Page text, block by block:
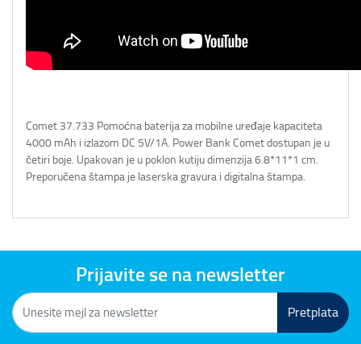
Comet 37.733 Pomoćna baterija za mobilne uređaje kapaciteta
4000 mAh i izlazom DC 5V/1A. Power Bank Comet dostupan je u
četiri boje. Upakovan je u poklon kutiju dimenzija 6.8*11*1 cm.
Preporučena štampa je laserska gravura i digitalna štampa.
Prijavite se na newsletter
Pretplata